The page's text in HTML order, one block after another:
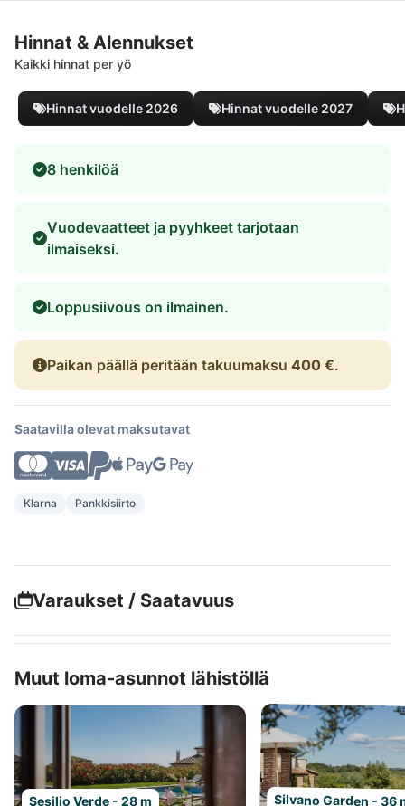
Hinnat & Alennukset
Kaikki hinnat per yö
Hinnat vuodelle 2026 Hinnat vuodelle 2027
8 henkilöä
Vuodevaatteet ja pyyhkeet tarjotaan
ilmaiseksi.
Loppusiivous on ilmainen.
Paikan päällä peritään takuumaksu 400 €.
Saatavilla olevat maksutavat
Klarna Pankkisiirto
Varaukset / Saatavuus
Muut loma-asunnot lähistöllä
Sesilio Verde - 28 m Silvano Garden - 36